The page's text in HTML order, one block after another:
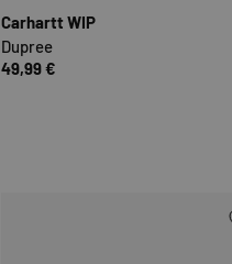
Carhartt WIP
Dupree
49,99 €